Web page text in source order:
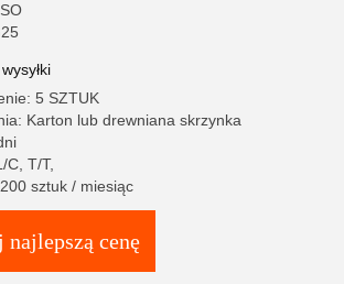
5 SZTUK
Karton lub drewniana skrzynka
C, T/T,
sztuk / miesiąc
najlepszą cenę